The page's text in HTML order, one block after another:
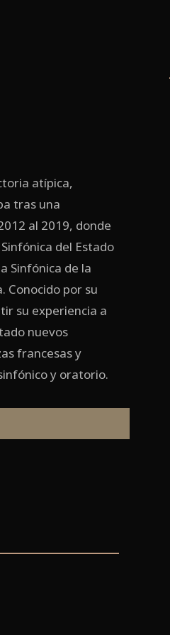
atípica,
tras una
al 2019, donde
del Estado
Sinfónica de la
Conocido por su
su experiencia a
nuevos
francesas y
y oratorio.